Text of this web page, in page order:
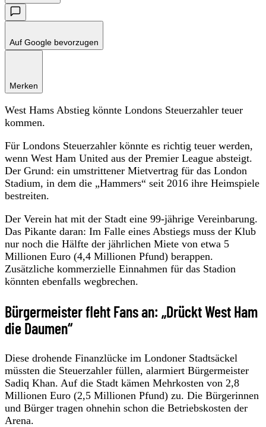
Auf Google bevorzugen
Merken
West Hams Abstieg könnte Londons Steuerzahler teuer
kommen.
Für Londons Steuerzahler könnte es richtig teuer werden,
wenn West Ham United aus der Premier League absteigt.
Der Grund: ein umstrittener Mietvertrag für das London
Stadium, in dem die „Hammers“ seit 2016 ihre Heimspiele
bestreiten.
Der Verein hat mit der Stadt eine 99-jährige Vereinbarung.
Das Pikante daran: Im Falle eines Abstiegs muss der Klub
nur noch die Hälfte der jährlichen Miete von etwa 5
Millionen Euro (4,4 Millionen Pfund) berappen.
Zusätzliche kommerzielle Einnahmen für das Stadion
könnten ebenfalls wegbrechen.
Bürgermeister fleht Fans an: „Drückt West Ham
die Daumen“
Diese drohende Finanzlücke im Londoner Stadtsäckel
müssten die Steuerzahler füllen, alarmiert Bürgermeister
Sadiq Khan. Auf die Stadt kämen Mehrkosten von 2,8
Millionen Euro (2,5 Millionen Pfund) zu. Die Bürgerinnen
und Bürger tragen ohnehin schon die Betriebskosten der
Arena.